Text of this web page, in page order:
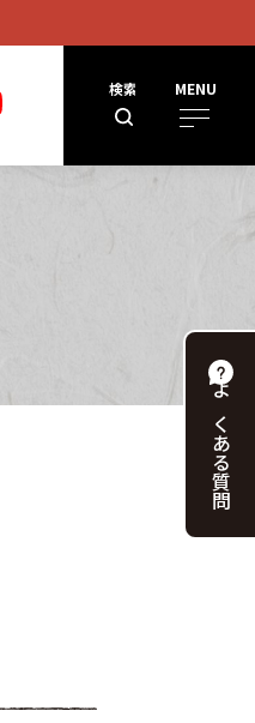
検索
MENU
よくある
質問